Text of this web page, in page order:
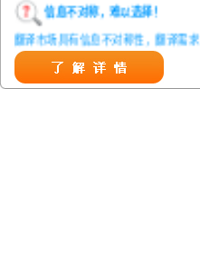
信息不对称，难以选择！
翻译市场具有信息不对称性，翻译需求
方在获得翻译结果前，甚至在获得翻译
结果后，都无法准确判定翻译质量。从